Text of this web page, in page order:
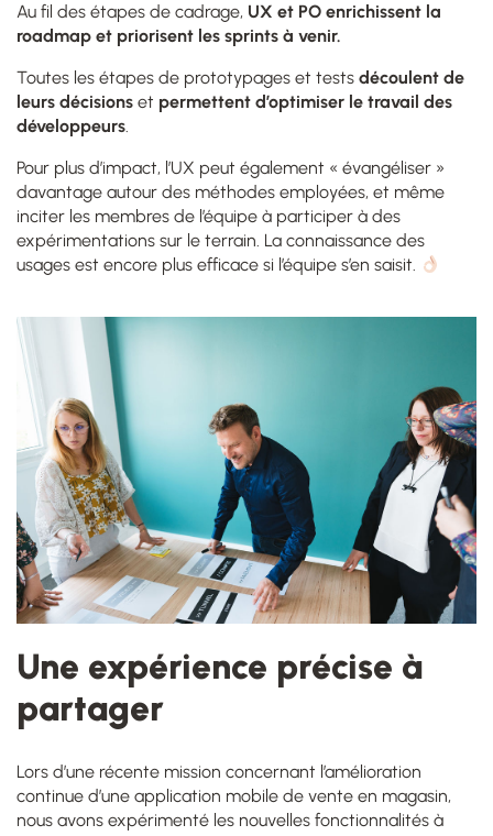
Au fil des étapes de cadrage, UX et PO enrichissent la
roadmap et priorisent les sprints à venir.
Toutes les étapes de prototypages et tests découlent de
leurs décisions et permettent d’optimiser le travail des
développeurs.
Pour plus d’impact, l’UX peut également « évangéliser »
davantage autour des méthodes employées, et même
inciter les membres de l’équipe à participer à des
expérimentations sur le terrain. La connaissance des
usages est encore plus efficace si l’équipe s’en saisit.
Une expérience précise à
partager
Lors d’une récente mission concernant l’amélioration
continue d’une application mobile de vente en magasin,
nous avons expérimenté les nouvelles fonctionnalités à